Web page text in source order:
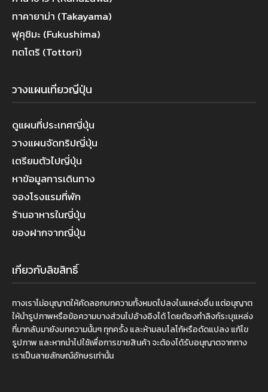
ทาคายาม่า (Takayama)
ฟุคุชิมะ (Fukushima)
ทตโตริ (Tottori)
วางแผนเที่ยวญี่ปุ่น
ดูแผนที่ประเทศญี่ปุ่น
วางแผนจัดทริปญี่ปุ่น
เตรียมตัวไปญี่ปุ่น
หาข้อมูลการเดินทาง
จองโรงแรมที่พัก
ร้านอาหารในญี่ปุ่น
ของฝากจากญี่ปุ่น
เกี่ยวกับลิขสิทธิ์
ทางเราไม่อนุญาตให้คัดลอกบทความทั้งหมดไปลงในแหล่งอื่น แต่อนุญาต
ให้นำรูปภาพหรือข้อความบางส่วนไปอ้างอิงได้ โดยต้องทำลิงก์ระบุแหล่ง
ที่มากลับมายังบทความนั้นๆ ทุกครั้ง และห้ามลบโลโก้หรือดัดแปลง แก้ไข
รูปภาพ และหากนำไปใช้เพื่อการขายสินค้า จะต้องได้รับอนุญาตจากทาง
เราเป็นลายลักษณ์อักษรเท่านั้น